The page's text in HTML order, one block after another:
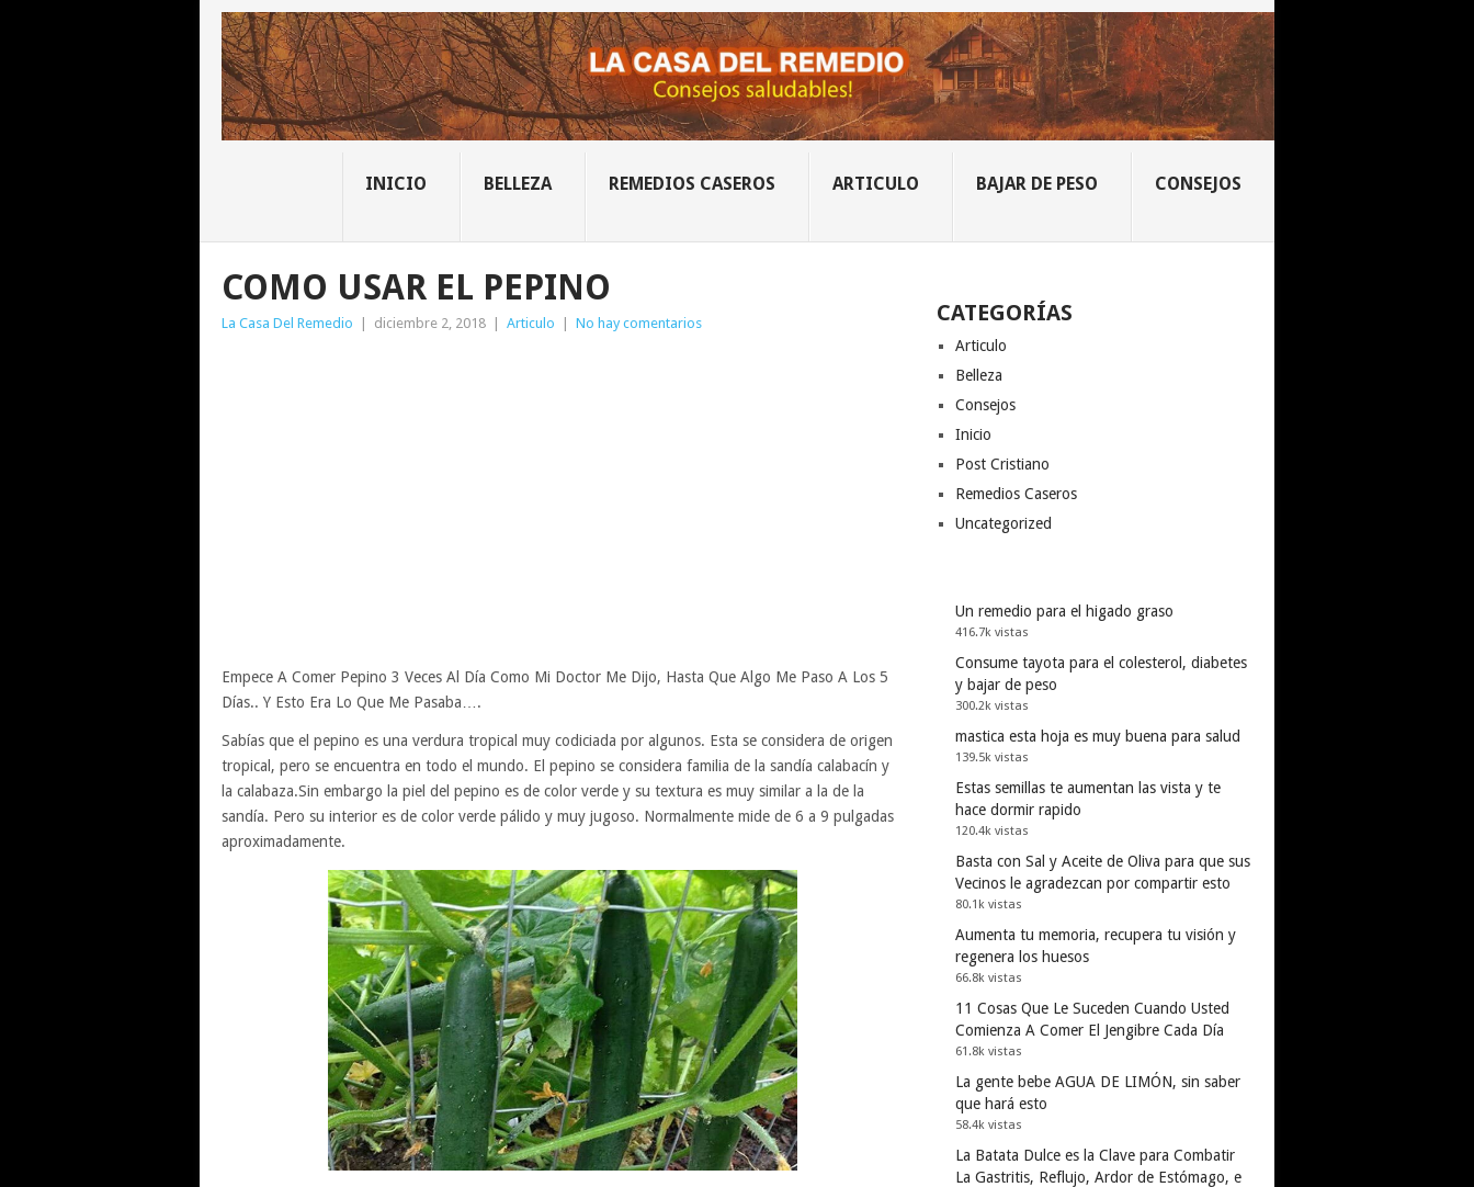
INICIO BELLEZA REMEDIOS CASEROS ARTICULO BAJAR DE PESO CONSEJOS
COMO USAR EL PEPINO
La Casa Del Remedio | diciembre 2, 2018 | Articulo | No hay comentarios
Empece A Comer Pepino 3 Veces Al Día Como Mi Doctor Me Dijo, Hasta Que Algo Me Paso A Los 5
Días.. Y Esto Era Lo Que Me Pasaba….
Sabías que el pepino es una verdura tropical muy codiciada por algunos. Esta se considera de origen
tropical, pero se encuentra en todo el mundo. El pepino se considera familia de la sandía calabacín y
la calabaza.Sin embargo la piel del pepino es de color verde y su textura es muy similar a la de la
sandía. Pero su interior es de color verde pálido y muy jugoso. Normalmente mide de 6 a 9 pulgadas
aproximadamente.
CATEGORÍAS
Articulo
Belleza
Consejos
Inicio
Post Cristiano
Remedios Caseros
Uncategorized
Un remedio para el higado graso
416.7k vistas
Consume tayota para el colesterol, diabetes
y bajar de peso
300.2k vistas
mastica esta hoja es muy buena para salud
139.5k vistas
Estas semillas te aumentan las vista y te
hace dormir rapido
120.4k vistas
Basta con Sal y Aceite de Oliva para que sus
Vecinos le agradezcan por compartir esto
80.1k vistas
Aumenta tu memoria, recupera tu visión y
regenera los huesos
66.8k vistas
11 Cosas Que Le Suceden Cuando Usted
Comienza A Comer El Jengibre Cada Día
61.8k vistas
La gente bebe AGUA DE LIMÓN, sin saber
que hará esto
58.4k vistas
La Batata Dulce es la Clave para Combatir
La Gastritis, Reflujo, Ardor de Estómago, e